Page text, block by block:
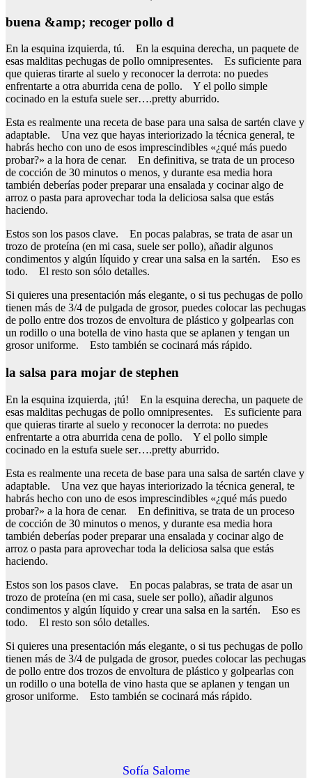
buena &amp; recoger pollo d
En la esquina izquierda, tú. En la esquina derecha, un paquete de
esas malditas pechugas de pollo omnipresentes. Es suficiente para
que quieras tirarte al suelo y reconocer la derrota: no puedes
enfrentarte a otra aburrida cena de pollo. Y el pollo simple
cocinado en la estufa suele ser….pretty aburrido.
Esta es realmente una receta de base para una salsa de sartén clave y
adaptable. Una vez que hayas interiorizado la técnica general, te
habrás hecho con uno de esos imprescindibles «¿qué más puedo
probar?» a la hora de cenar. En definitiva, se trata de un proceso
de cocción de 30 minutos o menos, y durante esa media hora
también deberías poder preparar una ensalada y cocinar algo de
arroz o pasta para aprovechar toda la deliciosa salsa que estás
haciendo.
Estos son los pasos clave. En pocas palabras, se trata de asar un
trozo de proteína (en mi casa, suele ser pollo), añadir algunos
condimentos y algún líquido y crear una salsa en la sartén. Eso es
todo. El resto son sólo detalles.
Si quieres una presentación más elegante, o si tus pechugas de pollo
tienen más de 3/4 de pulgada de grosor, puedes colocar las pechugas
de pollo entre dos trozos de envoltura de plástico y golpearlas con
un rodillo o una botella de vino hasta que se aplanen y tengan un
grosor uniforme. Esto también se cocinará más rápido.
la salsa para mojar de stephen
En la esquina izquierda, ¡tú! En la esquina derecha, un paquete de
esas malditas pechugas de pollo omnipresentes. Es suficiente para
que quieras tirarte al suelo y reconocer la derrota: no puedes
enfrentarte a otra aburrida cena de pollo. Y el pollo simple
cocinado en la estufa suele ser….pretty aburrido.
Esta es realmente una receta de base para una salsa de sartén clave y
adaptable. Una vez que hayas interiorizado la técnica general, te
habrás hecho con uno de esos imprescindibles «¿qué más puedo
probar?» a la hora de cenar. En definitiva, se trata de un proceso
de cocción de 30 minutos o menos, y durante esa media hora
también deberías poder preparar una ensalada y cocinar algo de
arroz o pasta para aprovechar toda la deliciosa salsa que estás
haciendo.
Estos son los pasos clave. En pocas palabras, se trata de asar un
trozo de proteína (en mi casa, suele ser pollo), añadir algunos
condimentos y algún líquido y crear una salsa en la sartén. Eso es
todo. El resto son sólo detalles.
Si quieres una presentación más elegante, o si tus pechugas de pollo
tienen más de 3/4 de pulgada de grosor, puedes colocar las pechugas
de pollo entre dos trozos de envoltura de plástico y golpearlas con
un rodillo o una botella de vino hasta que se aplanen y tengan un
grosor uniforme. Esto también se cocinará más rápido.
Sofía Salome